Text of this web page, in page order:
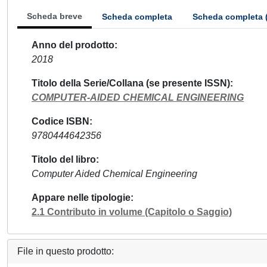
Scheda breve Scheda completa Scheda completa
Anno del prodotto
2018
Titolo della Serie/Collana (se presente ISSN)
COMPUTER-AIDED CHEMICAL ENGINEERING
Codice ISBN
9780444642356
Titolo del libro
Computer Aided Chemical Engineering
Appare nelle tipologie
2.1 Contributo in volume (Capitolo o Saggio)
File in questo prodotto: